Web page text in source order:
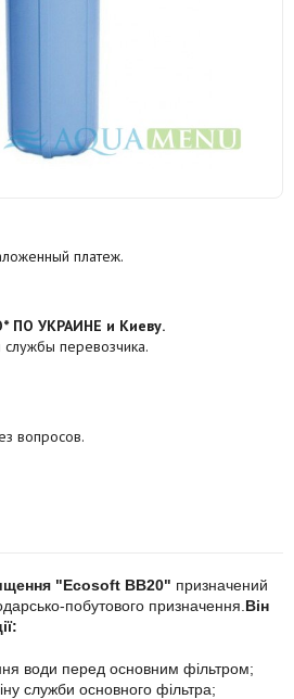
платеж.
ПО УКРАИНЕ и Киеву.
перевозчика.
вопросов.
"Ecosoft BB20" призначений
побутового призначення. Він
води перед основним фільтром;
служби основного фільтра;